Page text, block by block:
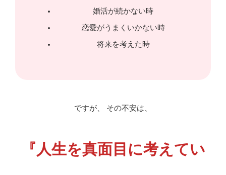
婚活が続かない時
恋愛がうまくいかない時
将来を考えた時
ですが、 その不安は、
『人生を真面目に考えてい